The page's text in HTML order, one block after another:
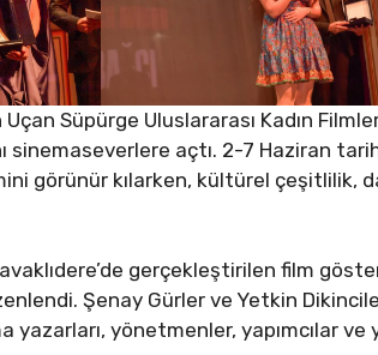
Süpürge Uluslararası Kadın
sinemaseverlere açtı. 2-7 Haziran
görünür kılarken, kültürel çeşitlilik,
gerçekleştirilen film
Şenay Gürler ve Yetkin
yazarları, yönetmenler, yapımcılar